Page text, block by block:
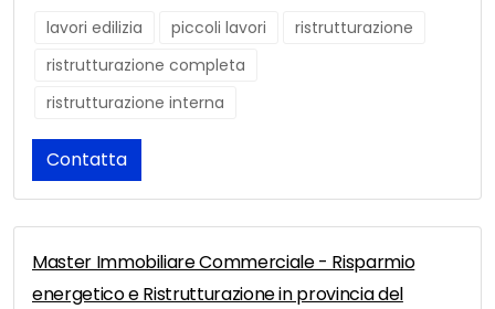
lavori edilizia piccoli lavori
ristrutturazione
ristrutturazione completa
ristrutturazione interna
Contatta
Master Immobiliare Commerciale - Risparmio
energetico e Ristrutturazione in provincia del